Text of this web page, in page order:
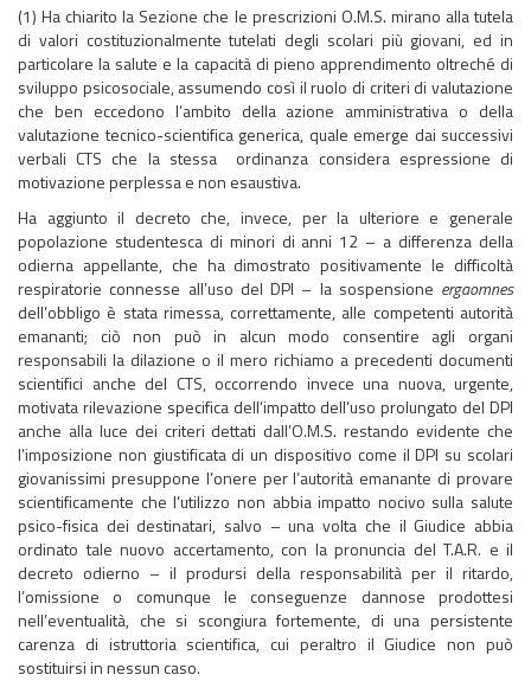
(1) Ha chiarito la Sezione che le prescrizioni O.M.S. mirano alla tutela
di valori costituzionalmente tutelati degli scolari più giovani, ed in
particolare la salute e la capacità di pieno apprendimento oltreché di
sviluppo psicosociale, assumendo così il ruolo di criteri di valutazione
che ben eccedono l’ambito della azione amministrativa o della
valutazione tecnico-scientifica generica, quale emerge dai successivi
verbali CTS che la stessa ordinanza considera espressione di
motivazione perplessa e non esaustiva.
Ha aggiunto il decreto che, invece, per la ulteriore e generale
popolazione studentesca di minori di anni 12 – a differenza della
odierna appellante, che ha dimostrato positivamente le difficoltà
respiratorie connesse all’uso del DPI – la sospensione ergaomnes
dell’obbligo è stata rimessa, correttamente, alle competenti autorità
emananti; ciò non può in alcun modo consentire agli organi
responsabili la dilazione o il mero richiamo a precedenti documenti
scientifici anche del CTS, occorrendo invece una nuova, urgente,
motivata rilevazione specifica dell’impatto dell’uso prolungato del DPI
anche alla luce dei criteri dettati dall’O.M.S. restando evidente che
l’imposizione non giustificata di un dispositivo come il DPI su scolari
giovanissimi presuppone l’onere per l’autorità emanante di provare
scientificamente che l’utilizzo non abbia impatto nocivo sulla salute
psico-fisica dei destinatari, salvo – una volta che il Giudice abbia
ordinato tale nuovo accertamento, con la pronuncia del T.A.R. e il
decreto odierno – il prodursi della responsabilità per il ritardo,
l’omissione o comunque le conseguenze dannose prodottesi
nell’eventualità, che si scongiura fortemente, di una persistente
carenza di istruttoria scientifica, cui peraltro il Giudice non può
sostituirsi in nessun caso.